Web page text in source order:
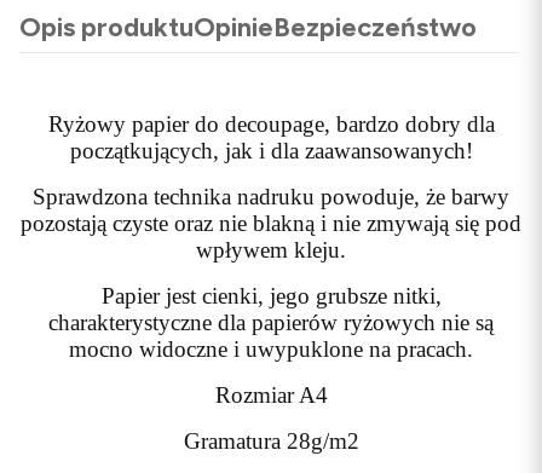
Opis produktuOpinieBezpieczeństwo
Ryżowy papier do decoupage, bardzo dobry dla
początkujących, jak i dla zaawansowanych!
Sprawdzona technika nadruku powoduje, że barwy
pozostają czyste oraz nie blakną i nie zmywają się pod
wpływem kleju.
Papier jest cienki, jego grubsze nitki,
charakterystyczne dla papierów ryżowych nie są
mocno widoczne i uwypuklone na pracach.
Rozmiar A4
Gramatura 28g/m2